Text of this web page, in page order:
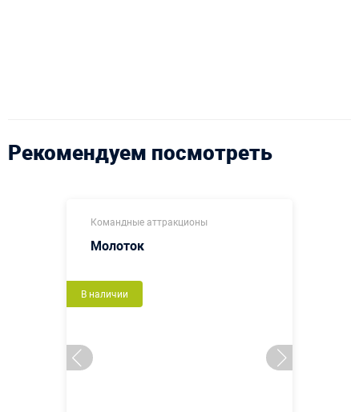
Рекомендуем посмотреть
Командные аттракционы
Молоток
В наличии